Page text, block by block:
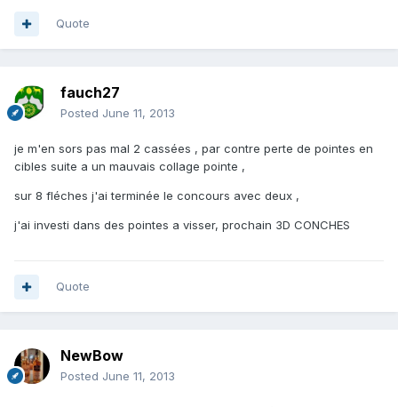
Quote
fauch27
Posted June 11, 2013
je m'en sors pas mal 2 cassées , par contre perte de pointes en
cibles suite a un mauvais collage pointe ,
sur 8 fléches j'ai terminée le concours avec deux ,
j'ai investi dans des pointes a visser, prochain 3D CONCHES
Quote
NewBow
Posted June 11, 2013